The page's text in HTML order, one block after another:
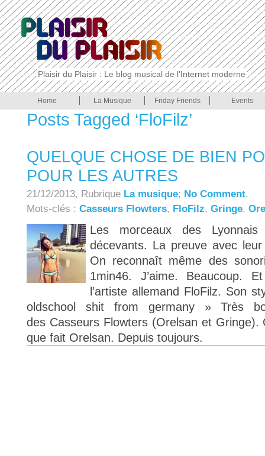
Plaisir du Plaisir : Le blog musical de l'Internet moderne
Home La Musique Friday Friends Events
Posts Tagged ‘FloFilz’
QUELQUE CHOSE DE BIEN
POUR LES AUTRES
21/12/2013, Rubrique La musique; No Comment.
Mots-clés : Casseurs Flowters, FloFilz, Gringe,
Les morceaux des
décevants. La preuve avec
On reconnaît même des
1min46. J’aime. Beaucoup.
l’artiste allemand FloFilz. Son
oldschool shit from germany » Très
des Casseurs Flowters (Orelsan et Gringe).
que fait Orelsan. Depuis toujours.